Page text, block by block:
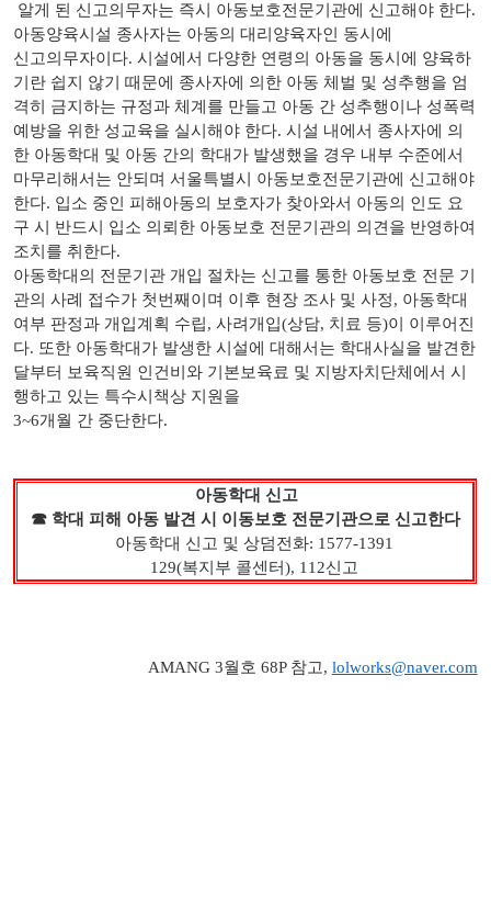
알게 된 신고의무자는 즉시 아동보호전문기관에 신고해야 한다.
아동양육시설 종사자는 아동의 대리양육자인 동시에
신고의무자이다. 시설에서 다양한 연령의 아동을 동시에 양육하
기란 쉽지 않기 때문에 종사자에 의한 아동 체벌 및 성추행을 엄
격히 금지하는 규정과 체계를 만들고 아동 간 성추행이나 성폭력
예방을 위한 성교육을 실시해야 한다. 시설 내에서 종사자에 의
한 아동학대 및 아동 간의 학대가 발생했을 경우 내부 수준에서
마무리해서는 안되며 서울특별시 아동보호전문기관에 신고해야
한다. 입소 중인 피해아동의 보호자가 찾아와서 아동의 인도 요
구 시 반드시 입소 의뢰한 아동보호 전문기관의 의견을 반영하여
조치를 취한다.
아동학대의 전문기관 개입 절차는 신고를 통한 아동보호 전문 기
관의 사례 접수가 첫번째이며 이후 현장 조사 및 사정, 아동학대
여부 판정과 개입계획 수립, 사려개입(상담, 치료 등)이 이루어진
다. 또한 아동학대가 발생한 시설에 대해서는 학대사실을 발견한
달부터 보육직원 인건비와 기본보육료 및 지방자치단체에서 시
행하고 있는 특수시책상 지원을
3~6개월 간 중단한다.
아동학대 신고
☎ 학대 피해 아동 발견 시 이동보호 전문기관으로 신고한다
아동학대 신고 및 상덤전화: 1577-1391
129(복지부 콜센터), 112신고
​AMANG 3월호 68P 참고, lolworks@naver.com